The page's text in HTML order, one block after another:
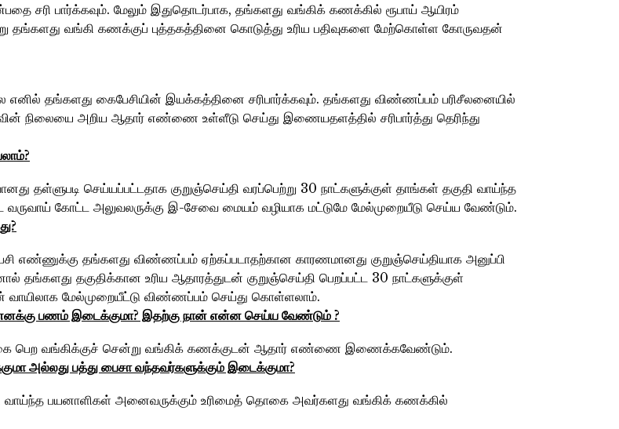
பார்க்கவும். மேலும் இதுதொடர்பாக, தங்களது வங்கிக் கணக்கில் ரூபாய் ஆயிரம்
தங்களது வங்கி கணக்குப் புத்தகத்தினை கொடுத்து உரிய பதிவுகளை மேற்கொள்ள கோருவதன்
எனில் தங்களது கைபேசியின் இயக்கத்தினை சரிபார்க்கவும். தங்களது விண்ணப்பம் பரிசீலனையில்
நிலையை அறிய ஆதார் எண்ணை உள்ளீடு செய்து இணையதளத்தில் சரிபார்த்து தெரிந்து
தள்ளுபடி செய்யப்பட்டதாக குறுஞ்செய்தி வரப்பெற்று 30 நாட்களுக்குள் தாங்கள் தகுதி வாய்ந்த
கோட்ட அலுவலருக்கு இ-சேவை மையம் வழியாக மட்டுமே மேல்முறையீடு செய்ய வேண்டும்.
எண்ணுக்கு தங்களது விண்ணப்பம் ஏற்கப்படாதற்கான காரணமானது குறுஞ்செய்தியாக அனுப்பி
தங்களது தகுதிக்கான உரிய ஆதாரத்துடன் குறுஞ்செய்தி பெறப்பட்ட 30 நாட்களுக்குள்
வாயிலாக மேல்முறையீட்டு விண்ணப்பம் செய்து கொள்ளலாம்.
பணம்‌ இடைக்குமா? இதற்கு நான்‌ என்ன செய்ய வேண்டும்‌ ?
பெற வங்கிக்குச் சென்று வங்கிக் கணக்குடன் ஆதார் எண்ணை இணைக்கவேண்டும்.
அல்லது பத்து பைசா வந்தவர்களுக்கும்‌ இடைக்குமா?
வாய்ந்த பயனாளிகள் அனைவருக்கும் உரிமைத் தொகை அவர்களது வங்கிக் கணக்கில்